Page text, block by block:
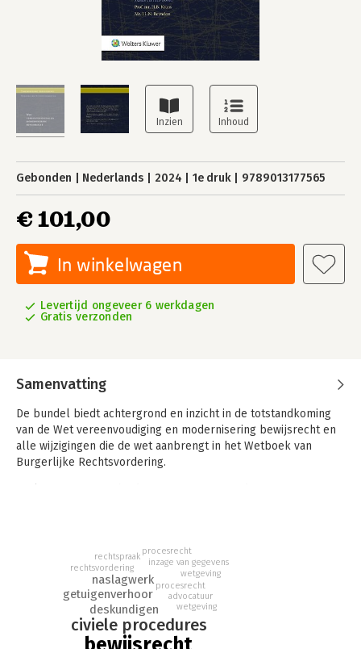
Gebonden Nederlands 2024 1e druk 9789013177565
€ 101,00
In winkelwagen
Levertijd ongeveer 6 werkdagen
Gratis verzonden
Samenvatting
De bundel biedt achtergrond en inzicht in de totstandkoming
van de Wet vereenvoudiging en modernisering bewijsrecht en
alle wijzigingen die de wet aanbrengt in het Wetboek van
Burgerlijke Rechtsvordering.
achtergrond en inzicht in de totstandkoming van de Wet
vereenvoudiging en modernisering bewijsrecht en alle
wijzigingen die de wet aanbrengt in het Wetboek van
Burgerlijke Rechtsvordering en enige andere wetten.
De Wet vereenvoudiging en modernisering bewijsrecht wijzigt
per 1 januari 2025 het Wetboek van Burgerlijke
civiele procedures
deskundigen
getuigenverhoor
naslagwerk procesrecht
advocatuur
wetgeving
rechtsvordering
rechtspraak
procesrecht
inzage van gegevens
wetgeving